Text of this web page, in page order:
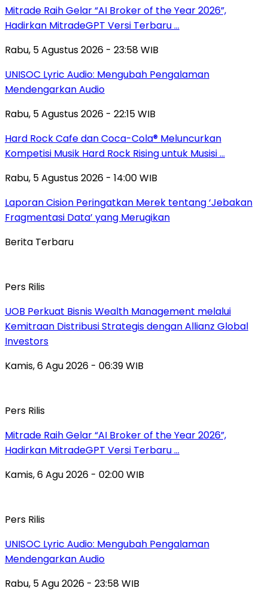
Mitrade Raih Gelar “AI Broker of the Year 2026”,
Hadirkan MitradeGPT Versi Terbaru …
Rabu, 5 Agustus 2026 - 23:58 WIB
UNISOC Lyric Audio: Mengubah Pengalaman
Mendengarkan Audio
Rabu, 5 Agustus 2026 - 22:15 WIB
Hard Rock Cafe dan Coca-Cola® Meluncurkan
Kompetisi Musik Hard Rock Rising untuk Musisi …
Rabu, 5 Agustus 2026 - 14:00 WIB
Laporan Cision Peringatkan Merek tentang ‘Jebakan
Fragmentasi Data’ yang Merugikan
Berita Terbaru
Pers Rilis
UOB Perkuat Bisnis Wealth Management melalui
Kemitraan Distribusi Strategis dengan Allianz Global
Investors
Kamis, 6 Agu 2026 - 06:39 WIB
Pers Rilis
Mitrade Raih Gelar “AI Broker of the Year 2026”,
Hadirkan MitradeGPT Versi Terbaru …
Kamis, 6 Agu 2026 - 02:00 WIB
Pers Rilis
UNISOC Lyric Audio: Mengubah Pengalaman
Mendengarkan Audio
Rabu, 5 Agu 2026 - 23:58 WIB